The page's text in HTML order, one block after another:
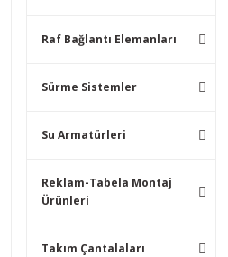
Raf Bağlantı Elemanları
Sürme Sistemler
Su Armatürleri
Reklam-Tabela Montaj
Ürünleri
Takım Çantalaları